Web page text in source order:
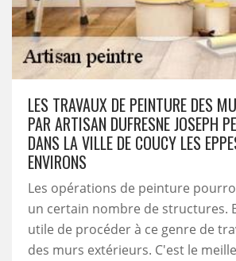
LES TRAVAUX DE PEINTURE DES
PAR ARTISAN DUFRESNE JOSEPH
DANS LA VILLE DE COUCY LES
ENVIRONS
Les opérations de peinture
un certain nombre de structures.
utile de procéder à ce genre de
des murs extérieurs. C'est le